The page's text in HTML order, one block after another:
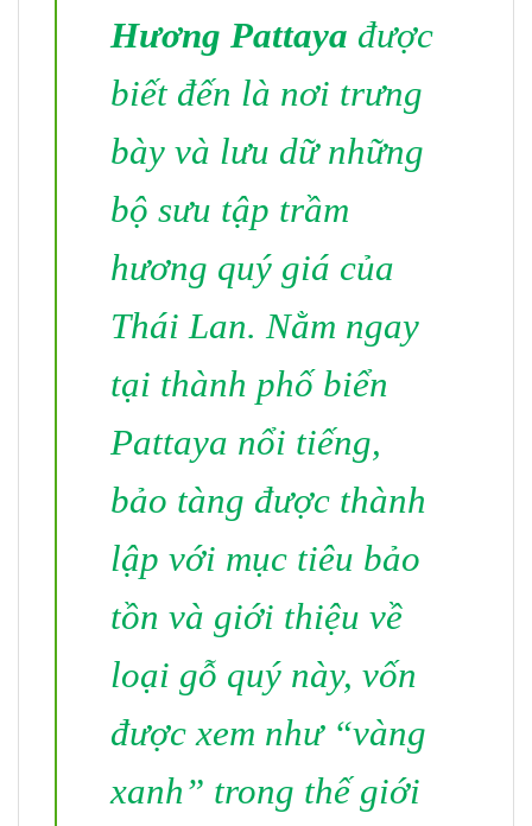
Hương Pattaya được
biết đến là nơi trưng
bày và lưu dữ những
bộ sưu tập trầm
hương quý giá của
Thái Lan. Nằm ngay
tại thành phố biển
Pattaya nổi tiếng,
bảo tàng được thành
lập với mục tiêu bảo
tồn và giới thiệu về
loại gỗ quý này, vốn
được xem như “vàng
xanh” trong thế giới